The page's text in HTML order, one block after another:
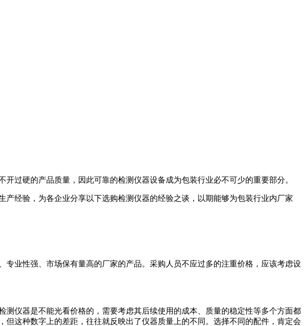
过硬的产品质量，因此可靠的检测仪器设备成为包装行业必不可少的重要部分。
经验，为各企业分享以下选购检测仪器的经验之谈，以期能够为包装行业内厂家
业性强、市场保有量高的厂家的产品。采购人员不应过多的注重价格，应该考虑设
仪器是不能光看价格的，需要考虑其后续使用的成本、质量的稳定性等多个方面都
这种数字上的差距，往往就反映出了仪器质量上的不同。选择不同的配件，肯定会